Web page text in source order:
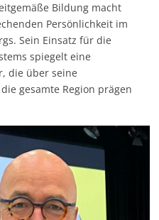
Bildung macht
Persönlichkeit im
Sein Einsatz für die
spiegelt eine
die über seine
gesamte Region prägen